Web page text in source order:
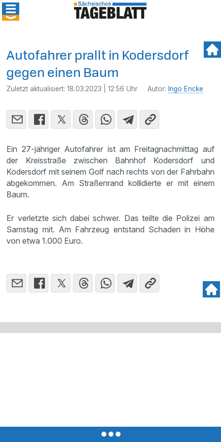
Autofahrer prallt in Kodersdorf
gegen einen Baum
Zuletzt aktualisiert:18.03.2023 | 12:56 Uhr Autor: Ingo Encke
Ein 27-jähriger Autofahrer ist am Freitagnachmittag auf
der Kreisstraße zwischen Bahnhof Kodersdorf und
Kodersdorf mit seinem Golf nach rechts von der Fahrbahn
abgekommen. Am Straßenrand kollidierte er mit einem
Baum.
Er verletzte sich dabei schwer. Das teilte die Polizei am
Samstag mit. Am Fahrzeug entstand Schaden in Höhe
von etwa 1.000 Euro.